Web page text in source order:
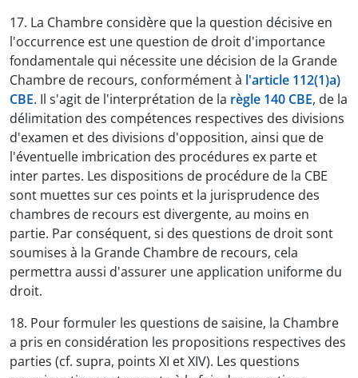
17. La Chambre considère que la question décisive en
l'occurrence est une question de droit d'importance
fondamentale qui nécessite une décision de la Grande
Chambre de recours, conformément à l'article 112(1)a)
CBE. Il s'agit de l'interprétation de la règle 140 CBE, de la
délimitation des compétences respectives des divisions
d'examen et des divisions d'opposition, ainsi que de
l'éventuelle imbrication des procédures ex parte et
inter partes. Les dispositions de procédure de la CBE
sont muettes sur ces points et la jurisprudence des
chambres de recours est divergente, au moins en
partie. Par conséquent, si des questions de droit sont
soumises à la Grande Chambre de recours, cela
permettra aussi d'assurer une application uniforme du
droit.
18. Pour formuler les questions de saisine, la Chambre
a pris en considération les propositions respectives des
parties (cf. supra, points XI et XIV). Les questions